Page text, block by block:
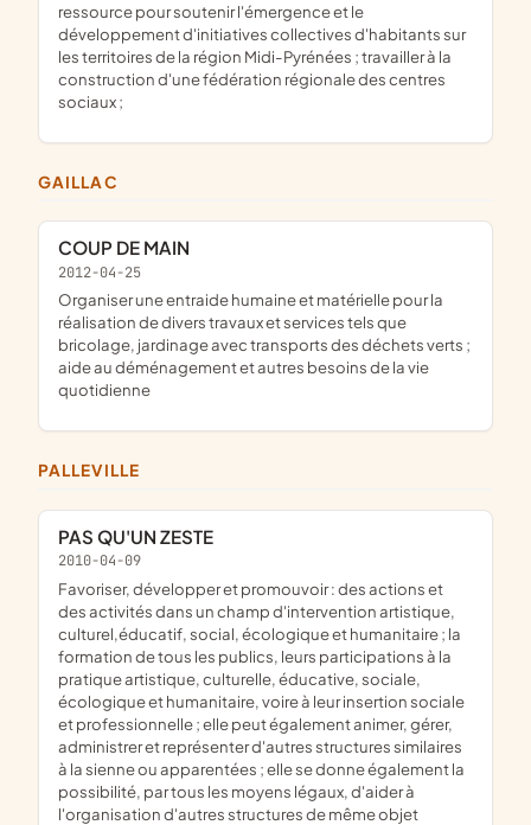
ressource pour soutenir l'émergence et le
développement d'initiatives collectives d'habitants sur
les territoires de la région Midi-Pyrénées ; travailler à la
construction d'une fédération régionale des centres
sociaux ;
GAILLAC
COUP DE MAIN
2012-04-25
organiser une entraide humaine et matérielle pour la
réalisation de divers travaux et services tels que
bricolage, jardinage avec transports des déchets verts ;
aide au déménagement et autres besoins de la vie
quotidienne
PALLEVILLE
PAS QU'UN ZESTE
2010-04-09
favoriser, développer et promouvoir : des actions et
des activités dans un champ d'intervention artistique,
culturel,éducatif, social, écologique et humanitaire ; la
formation de tous les publics, leurs participations à la
pratique artistique, culturelle, éducative, sociale,
écologique et humanitaire, voire à leur insertion sociale
et professionnelle ; elle peut également animer, gérer,
administrer et représenter d'autres structures similaires
à la sienne ou apparentées ; elle se donne également la
possibilité, par tous les moyens légaux, d'aider à
l'organisation d'autres structures de même objet